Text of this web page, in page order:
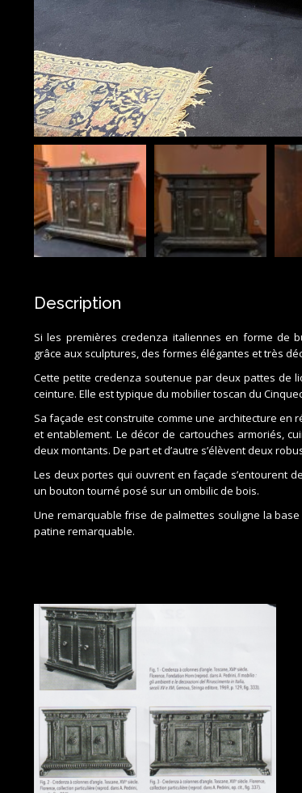
Description
Si les premières credenza italiennes en forme de
grâce aux sculptures, des formes élégantes et très
Cette petite credenza soutenue par deux pattes de
ceinture. Elle est typique du mobilier toscan du
Sa façade est construite comme une architecture en
et entablement. Le décor de cartouches armoriés,
deux montants. De part et d’autre s’élèvent deux
Les deux portes qui ouvrent en façade s’entourent
un bouton tourné posé sur un ombilic de bois.
Une remarquable frise de palmettes souligne la
patine remarquable.